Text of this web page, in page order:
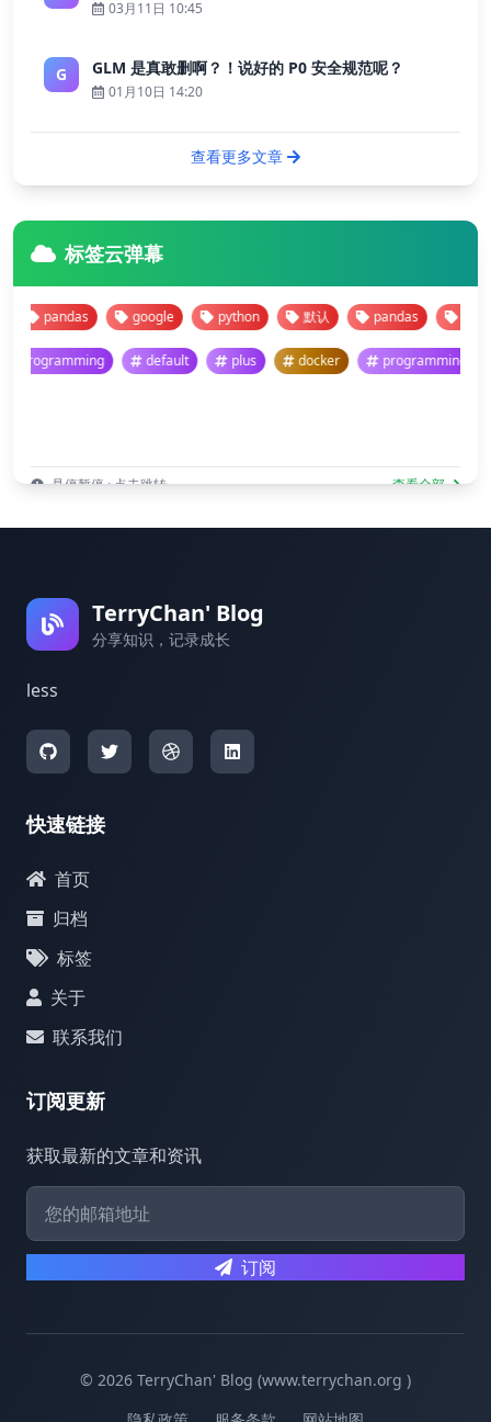
03月11日 10:45
G GLM 是真敢删啊？！说好的 P0 安全规范呢？
01月10日 14:20
查看更多文章
标签云弹幕
pandas google python 默认 pandas google
programming default plus docker programming
悬停暂停 · 点击跳转 查看全部
TerryChan' Blog
分享知识，记录成长
less
快速链接
首页
归档
标签
关于
联系我们
订阅更新
获取最新的文章和资讯
订阅
© 2026 TerryChan' Blog (www.terrychan.org )